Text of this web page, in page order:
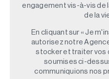
engagement vis-à-vis de
de la
En cliquant sur « Je
autorisez notre
stocker et traiter vos
soumises ci-
communiquions nos